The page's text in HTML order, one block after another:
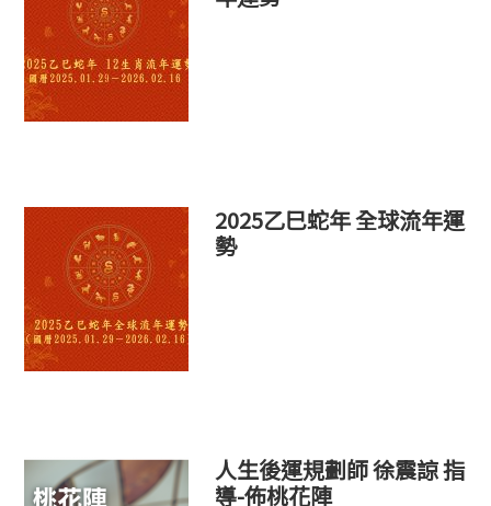
2025乙巳蛇年 全球流年運
勢
人生後運規劃師 徐震諒 指
導-佈桃花陣